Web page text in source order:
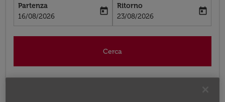
Partenza
fc-booking-departure-date-aria-label
16/08/2026
today
Ritorno
fc-booking-return-date-aria-label
23/08/2026
today
Cerca